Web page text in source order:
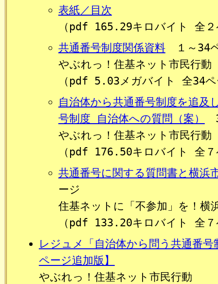
表紙／目次
（pdf 165.29キロバイト 全２
共通番号制度関係資料１～34
やぶれっ！住基ネット市民行動
（pdf 5.03メガバイト 全34ペ
自治体から共通番号制度を追及
号制度 自治体への質問（案）
やぶれっ！住基ネット市民行動
（pdf 176.50キロバイト 全７
共通番号に関する質問書と横浜
ージ
住基ネットに「不参加」を！横
（pdf 133.20キロバイト 全７
レジュメ「自治体から問う共通番号
ページ追加版】
やぶれっ！住基ネット市民行動